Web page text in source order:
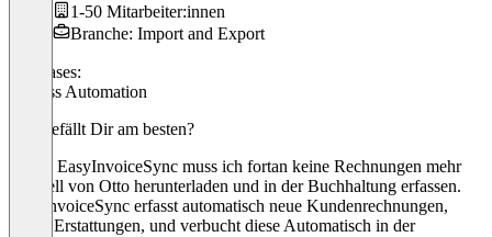
1-50 Mitarbeiter:innen
Branche: Import and Export
Use cases:
Process Automation
Was gefällt Dir am besten?
Durch EasyInvoiceSync muss ich fortan keine Rechnungen mehr
manuell von Otto herunterladen und in der Buchhaltung erfassen.
EasyInvoiceSync erfasst automatisch neue Kundenrechnungen,
sowie Erstattungen, und verbucht diese Automatisch in der